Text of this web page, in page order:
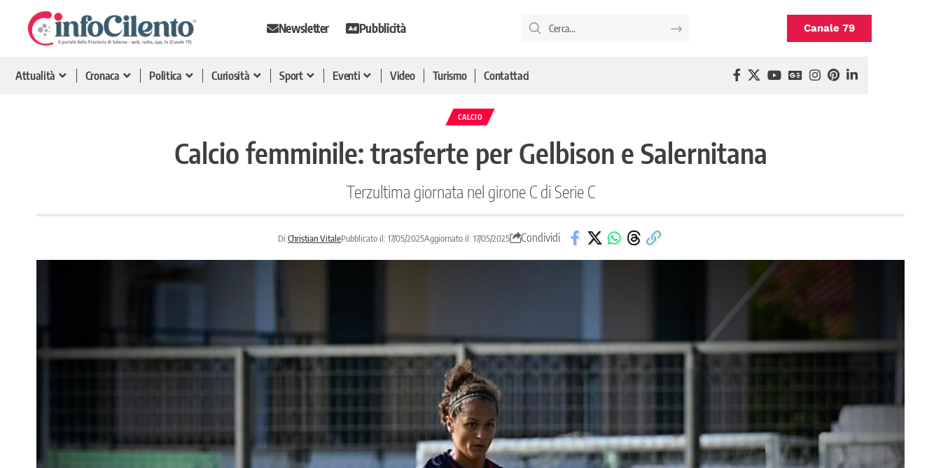
Newsletter Pubblicità Canale 79
Attualità Cronaca Politica Curiosità Sport Eventi Video Turismo Contattaci
CALCIO
Calcio femminile: trasferte per Gelbison e Salernitana
Terzultima giornata nel girone C di Serie C
Di:Christian VitalePubblicato il: 17/05/2025Aggiornato il: 17/05/2025 Condividi